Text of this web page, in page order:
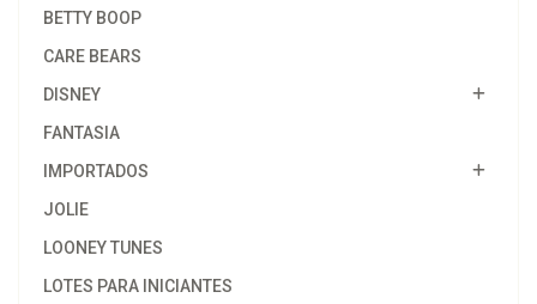
BETTY BOOP
CARE BEARS
DISNEY
FANTASIA
IMPORTADOS
JOLIE
LOONEY TUNES
LOTES PARA INICIANTES